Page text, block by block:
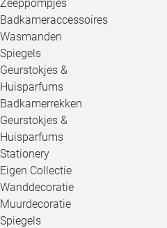
Zeeppompjes
Badkameraccessoires
Wasmanden
Spiegels
Geurstokjes &
Huisparfums
Badkamerrekken
Geurstokjes &
Huisparfums
Stationery
Eigen Collectie
Wanddecoratie
Muurdecoratie
Spiegels